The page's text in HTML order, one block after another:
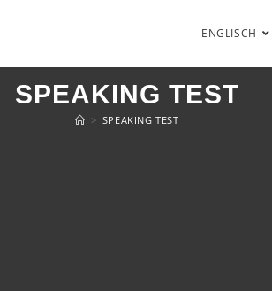
ENGLISCH
SPEAKING TEST
> SPEAKING TEST